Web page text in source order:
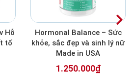
Hỗ
tố
Hormonal Balance – Sức
khỏe, sắc đẹp và sinh lý nữ
Made in USA
1.250.000₫